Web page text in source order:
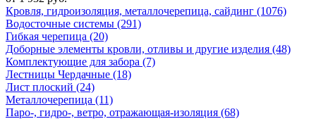
Кровля, гидроизоляция, металлочерепица, сайдинг (1076)
Водосточные системы (291)
Гибкая черепица (20)
Доборные элементы кровли, отливы и другие изделия (48)
Комплектующие для забора (7)
Лестницы Чердачные (18)
Лист плоский (24)
Металлочерепица (11)
Паро-, гидро-, ветро, отражающая-изоляция (68)